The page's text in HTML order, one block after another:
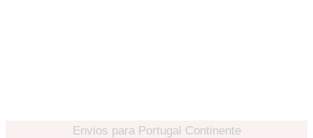
Envios para Portugal Continente